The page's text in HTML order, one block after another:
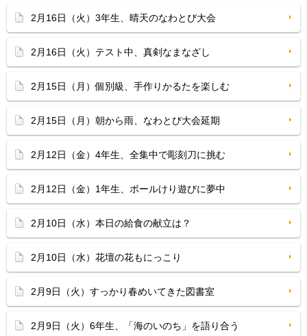
2月16日（火）3年生、晴天のなわとび大会
2月16日（火）テスト中、真剣なまなざし
2月15日（月）個別級、手作りかるたを楽しむ
2月15日（月）朝から雨、なわとび大会延期
2月12日（金）4年生、全集中で彫刻刀に挑む
2月12日（金）1年生、ボールけり遊びに夢中
2月10日（水）本日の給食の献立は？
2月10日（水）花壇の花もにっこり
2月9日（火）すっかり春めいてきた図書室
2月9日（火）6年生、「海のいのち」を語り合う